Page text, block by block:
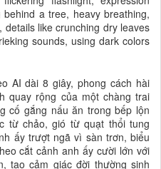
a tree, heavy breathing,
like crunching dry leaves
sounds, using dark colors
AI dài 8 giây, phong cách hài
quay rộng của một chàng trai
cố gắng nấu ăn trong bếp lộn
từ chảo, gió từ quạt thổi tung
ấy trượt ngã vì sàn trơn, biểu
cắt cảnh anh ấy cười lớn với
tạo cảm giác đời thường sinh